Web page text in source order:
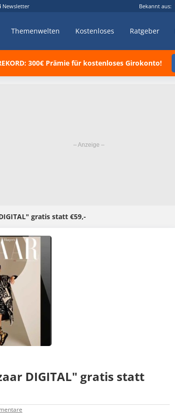
Newsletter Bekannt aus:
Themenwelten Kostenloses Ratgeber
300€ Prämie für kostenloses Girokonto!
gratis statt €59,-
DIGITAL" gratis statt